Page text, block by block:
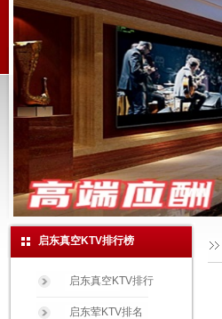
启东真空KTV排行榜
启东真空KTV排行
启东荤KTV排名